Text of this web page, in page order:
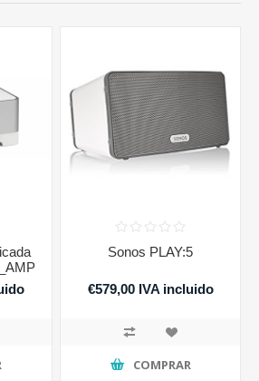
Sonos PLAY:5
€579,00 IVA incluido
COMPRAR